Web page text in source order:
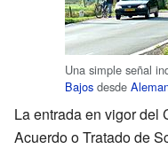
Una simple señal
Bajos desde
La entrada en vigor del
Acuerdo o Tratado de